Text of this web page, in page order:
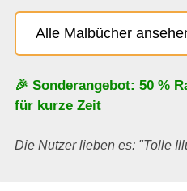
Alle Malbücher
🎉 Sonderangebot: 50 %
für kurze Zeit
Die Nutzer lieben es: "Tolle